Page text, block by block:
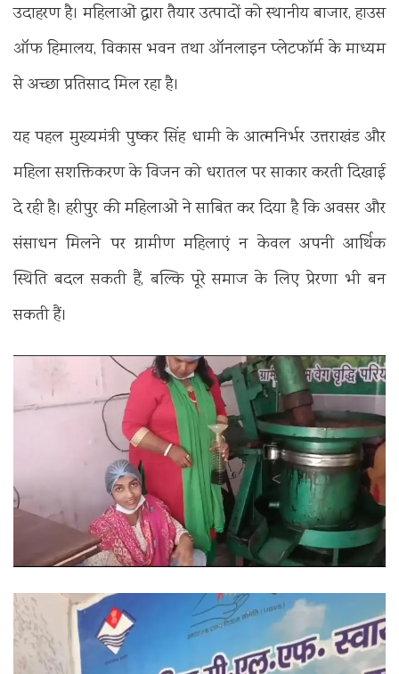
उदाहरण है। महिलाओं द्वारा तैयार उत्पादों को स्थानीय बाजार, हाउस
ऑफ हिमालय, विकास भवन तथा ऑनलाइन प्लेटफॉर्म के माध्यम
से अच्छा प्रतिसाद मिल रहा है।
यह पहल मुख्यमंत्री पुष्कर सिंह धामी के आत्मनिर्भर उत्तराखंड और
महिला सशक्तिकरण के विजन को धरातल पर साकार करती दिखाई
दे रही है। हरीपुर की महिलाओं ने साबित कर दिया है कि अवसर और
संसाधन मिलने पर ग्रामीण महिलाएं न केवल अपनी आर्थिक
स्थिति बदल सकती हैं, बल्कि पूरे समाज के लिए प्रेरणा भी बन
सकती हैं।